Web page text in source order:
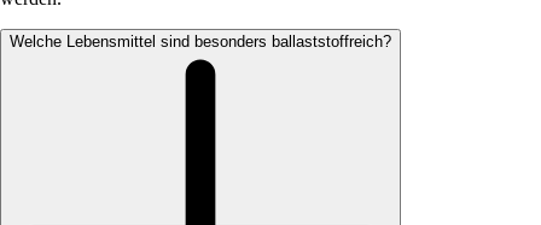
Welche Lebensmittel sind besonders ballaststoffreich?